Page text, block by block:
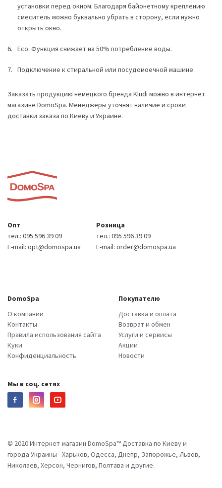
установки перед окном. Благодаря байонетному креплению
смеситель можно буквально убрать в сторону, если нужно
открыть окно.
Eco. Функция снижает на 50% потребление воды.
Подключение к стиральной или посудомоечной машине.
Заказать продукцию немецкого бренда Kludi можно в интернет
магазине DomoSpa. Менеджеры уточнят наличие и сроки
доставки заказа по Киеву и Украине.
Опт
тел.: 095 596 39 09
E-mail: opt@domospa.ua
Розница
тел.: 095 596 39 09
E-mail: order@domospa.ua
DomoSpa
О компании
Контакты
Правила использования сайта
Куки
Конфиденциальность
Покупателю
Доставка и оплата
Возврат и обмен
Услуги и сервисы
Акции
Новости
Мы в соц. сетях
© 2020 Интернет-магазин DomoSpa™ Доставка по Киеву и
города Украины - Харьков, Одесса, Днепр, Запорожье, Львов,
Николаев, Херсон, Чернигов, Полтава и другие.